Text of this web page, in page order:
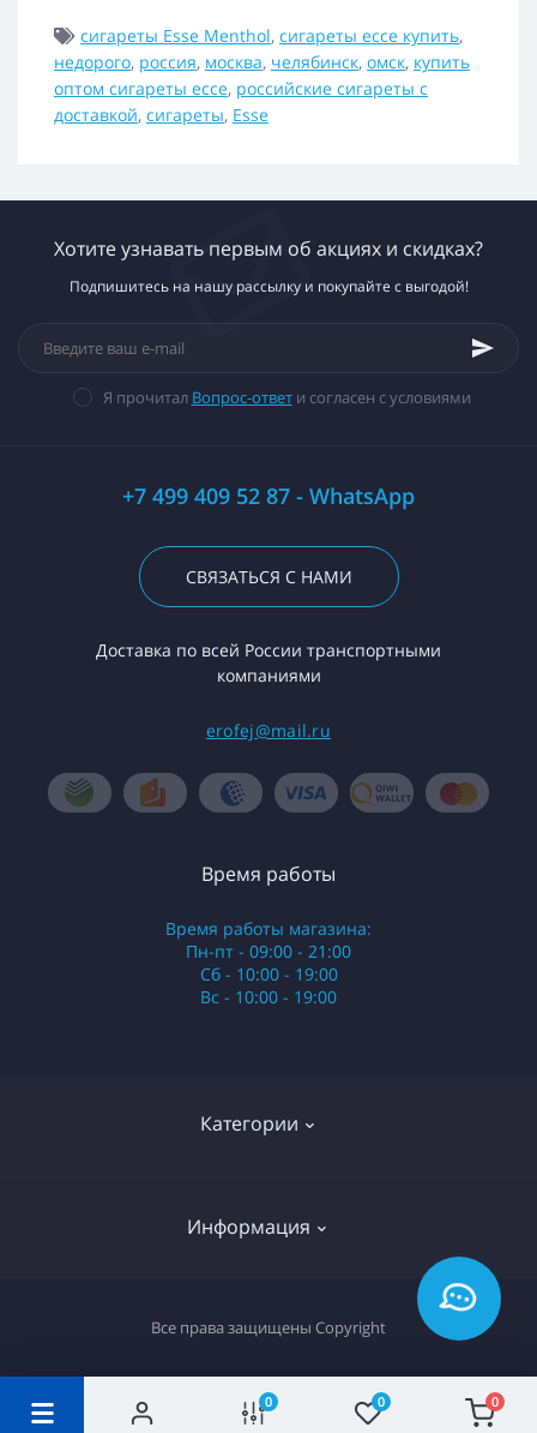
0 0 0
сигареты Esse Menthol, сигареты ессе купить,
недорого, россия, москва, челябинск, омск, купить
оптом сигареты ессе, российские сигареты с
доставкой, сигареты, Esse
Хотите узнавать первым об акциях и скидках?
Подпишитесь на нашу рассылку и покупайте с выгодой!
Я прочитал Вопрос-ответи согласен с условиями
+7 499 409 52 87 - WhatsApp
СВЯЗАТЬСЯ С НАМИ
Доставка по всей России транспортными
компаниями
erofej@mail.ru
Категории
Российские сигареты
Информация
Вопрос-ответ
Время работы
Время работы магазина:
Пн-пт - 09:00 - 21:00
Сб - 10:00 - 19:00
Вс - 10:00 - 19:00
Все права защищены Copyright